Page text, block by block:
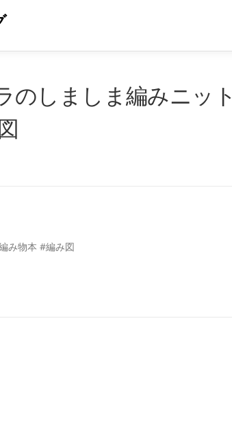
のしましま編みニット
み物本 #編み図